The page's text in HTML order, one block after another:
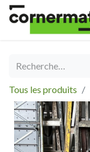
Tous les produits